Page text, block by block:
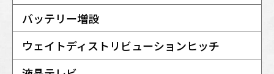
バッテリー増設
ウェイトディストリビューションヒッチ